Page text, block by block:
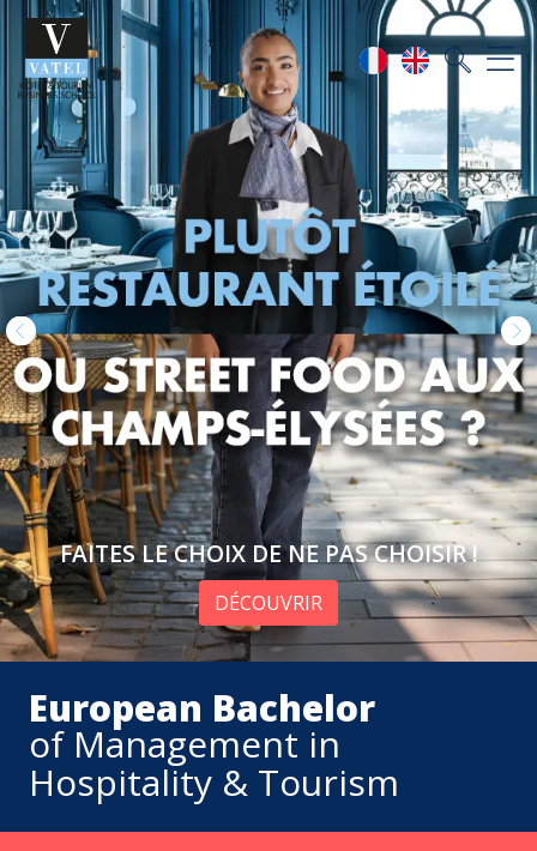
FAITES LE CHOIX DE NE PAS CHOISIR !
DÉCOUVRIR
European Bachelor
of Management in
Hospitality & Tourism